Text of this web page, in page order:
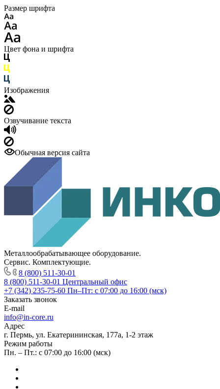
Размер шрифта
Цвет фона и шрифта
Изображения
Озвучивание текста
Обычная версия сайта
Металлообрабатывающее оборудование.
Сервис. Комплектующие.
8 (800) 511-30-01
8 (800) 511-30-01 Центральный офис
+7 (342) 235-75-60 Пн–Пт: с 07:00 до 16:00 (мск)
Заказать звонок
E-mail
info@in-core.ru
Адрес
г. Пермь, ул. ​Екатерининская, 177а, ​1-2 этаж
Режим работы
Пн. – Пт.: с 07:00 до 16:00 (мск)